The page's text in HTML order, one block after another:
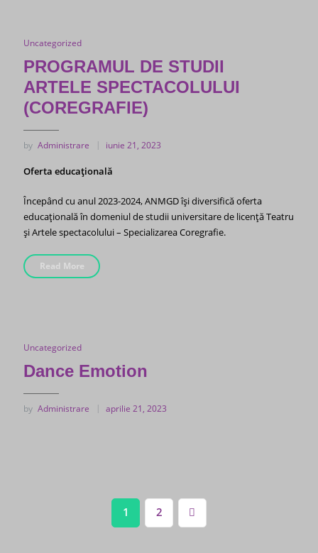
Uncategorized
PROGRAMUL DE STUDII
ARTELE SPECTACOLULUI
(COREGRAFIE)
by Administrare iunie 21, 2023
Oferta educațională
Începând cu anul 2023-2024, ANMGD își diversifică oferta
educațională în domeniul de studii universitare de licență Teatru
și Artele spectacolului – Specializarea Coregrafie.
Read More
Uncategorized
Dance Emotion
by Administrare aprilie 21, 2023
1 2